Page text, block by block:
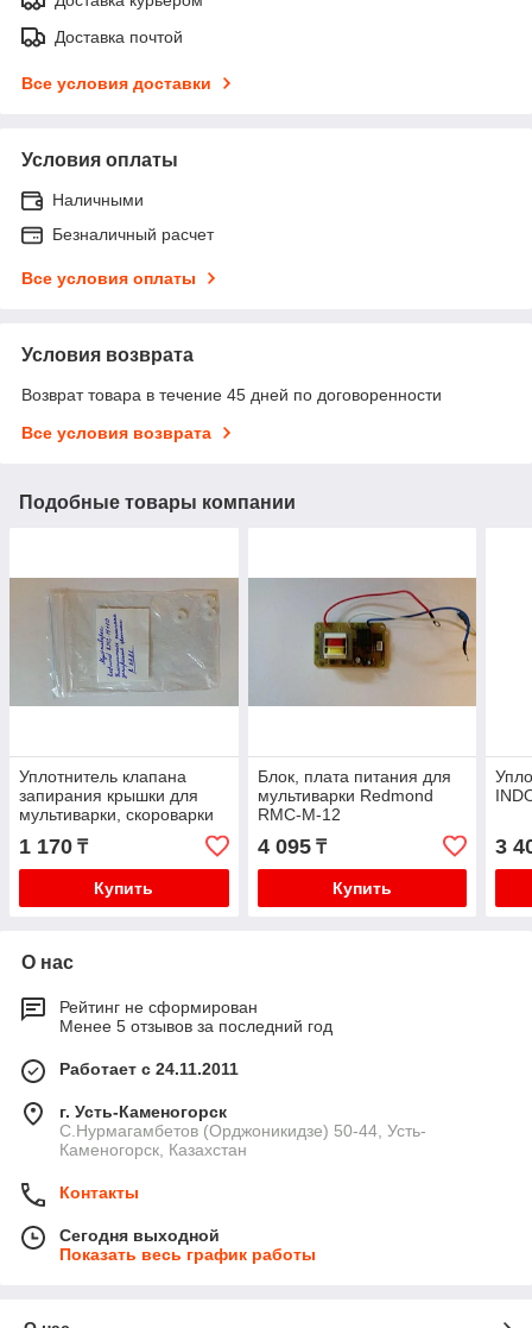
Доставка почтой
Все условия доставки
Условия оплаты
Наличными
Безналичный расчет
Все условия оплаты
Условия возврата
Возврат товара в течение 45 дней по договоренности
Все условия возврата
Подобные товары компании
Уплотнитель клапана
запирания крышки для
мультиварки, скороварки
Redmond RMC-M110
1 170 ₸
Купить
Блок, плата питания для
мультиварки Redmond
RMC-M-12
4 095₸
Купить
3
О нас
Рейтинг не сформирован
Менее 5 отзывов за последний год
Работает с 24.11.2011
г. Усть-Каменогорск
С.Нурмагамбетов (Орджоникидзе) 50-44, Усть-
Каменогорск, Казахстан
Контакты
Сегодня выходной
Показать весь график работы